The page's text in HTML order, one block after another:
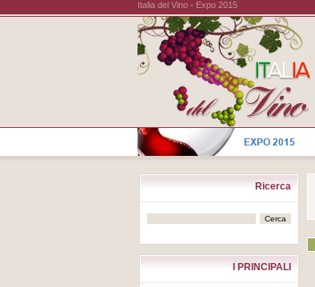
Italia del Vino - Expo 2015
Ricerca
I PRINCIPALI